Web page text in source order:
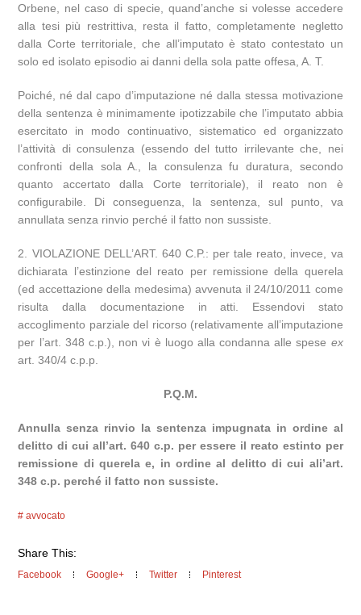
Orbene, nel caso di specie, quand’anche si volesse accedere
alla tesi più restrittiva, resta il fatto, completamente negletto
dalla Corte territoriale, che all’imputato è stato contestato un
solo ed isolato episodio ai danni della sola patte offesa, A. T.
Poiché, né dal capo d’imputazione né dalla stessa motivazione
della sentenza è minimamente ipotizzabile che l’imputato abbia
esercitato in modo continuativo, sistematico ed organizzato
l’attività di consulenza (essendo del tutto irrilevante che, nei
confronti della sola A., la consulenza fu duratura, secondo
quanto accertato dalla Corte territoriale), il reato non è
configurabile. Di conseguenza, la sentenza, sul punto, va
annullata senza rinvio perché il fatto non sussiste.
2. VIOLAZIONE DELL’ART. 640 C.P.: per tale reato, invece, va
dichiarata l’estinzione del reato per remissione della querela
(ed accettazione della medesima) avvenuta il 24/10/2011 come
risulta dalla documentazione in atti. Essendovi stato
accoglimento parziale del ricorso (relativamente all’imputazione
per l’art. 348 c.p.), non vi è luogo alla condanna alle spese ex
art. 340/4 c.p.p.
P.Q.M.
Annulla senza rinvio la sentenza impugnata in ordine al
delitto di cui all’art. 640 c.p. per essere il reato estinto per
remissione di querela e, in ordine al delitto di cui ali’art.
348 c.p. perché il fatto non sussiste.
avvocato
Share This:
Facebook Google+ Twitter Pinterest